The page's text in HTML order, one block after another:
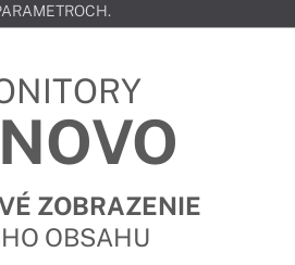
ZOBRAZENIE
OBSAHU